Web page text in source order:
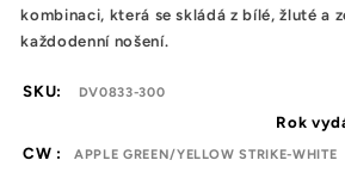
kombinaci, která se skládá z bílé, žluté a
každodenní nošení.
SKU: DV0833-300
Rok
CW : APPLE GREEN/YELLOW STRIKE-WHITE